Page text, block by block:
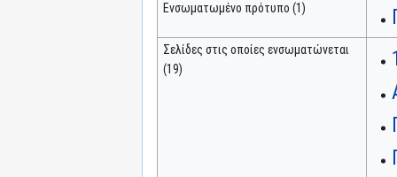
Ενσωματωμένο πρότυπο (1)
Σελίδες στις οποίες ενσωματώνεται
(19)